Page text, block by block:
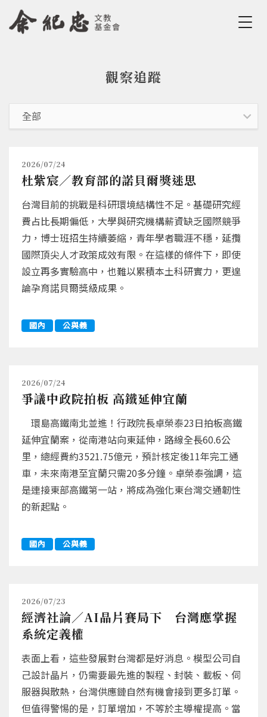
Jump to Navigation
Jump to Main content
觀察追蹤
2026/07/24
杜紫宸／教育部的諾貝爾獎迷思
台灣目前的挑戰是科研環境結構性不足。基礎研究經
費占比長期偏低，大學與研究機構薪資缺乏國際競爭
力，博士班招生持續萎縮，青年學者職涯不穩，延攬
國際頂尖人才政策成效有限。在這樣的條件下，即使
設立再多實驗高中，也難以累積本土科研實力，更遑
論孕育諾貝爾獎級成果。
國內 公與義
2026/07/24
爭議中政院拍板 高鐵延伸宜蘭
環島高鐵南北並進！行政院長卓榮泰23日拍板高鐵
延伸宜蘭案，從南港站向東延伸，路線全長60.6公
里，總經費約3521.75億元，預計核定後11年完工通
車，未來南港至宜蘭只需20多分鐘。卓榮泰強調，這
是連接東部高鐵第一站，將成為強化東台灣交通韌性
的新起點。
國內 公與義
2026/07/23
經濟社論／AI晶片賽局下 台灣應掌握
系統定義權
表面上看，這些發展對台灣都是好消息。模型公司自
己設計晶片，仍需要最先進的製程、封裝、載板、伺
服器與散熱，台灣供應鏈自然有機會接到更多訂單。
但值得警惕的是，訂單增加，不等於主導權提高。當